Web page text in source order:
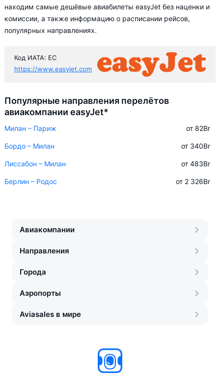
находим самые дешёвые авиабилеты easyJet без наценки и
комиссии, а также информацию о расписании рейсов,
популярных направлениях.
Код ИАТА: EC
https://www.easyjet.com
Популярные направления перелётов
авиакомпании easyJet*
Милан – Париж от 82Br
Бордо – Милан от 340Br
Лиссабон – Милан от 483Br
Берлин – Родос от 2 326Br
Авиакомпании
Направления
Города
Аэропорты
Aviasales в мире